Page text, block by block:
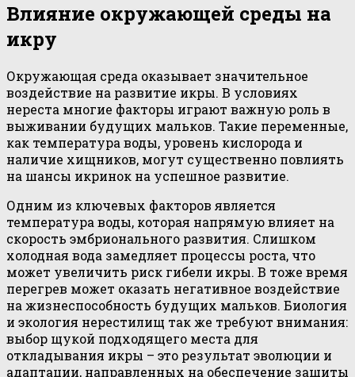
Влияние окружающей среды на
икру
Окружающая среда оказывает значительное
воздействие на развитие икры. В условиях
нереста многие факторы играют важную роль в
выживании будущих мальков. Такие переменные,
как температура воды, уровень кислорода и
наличие хищников, могут существенно повлиять
на шансы икринок на успешное развитие.
Одним из ключевых факторов является
температура воды, которая напрямую влияет на
скорость эмбрионального развития. Слишком
холодная вода замедляет процессы роста, что
может увеличить риск гибели икры. В тоже время
перегрев может оказать негативное воздействие
на жизнеспособность будущих мальков. Биология
и экология нерестилищ так же требуют внимания:
выбор щукой подходящего места для
откладывания икры – это результат эволюции и
адаптации, направленных на обеспечение защиты